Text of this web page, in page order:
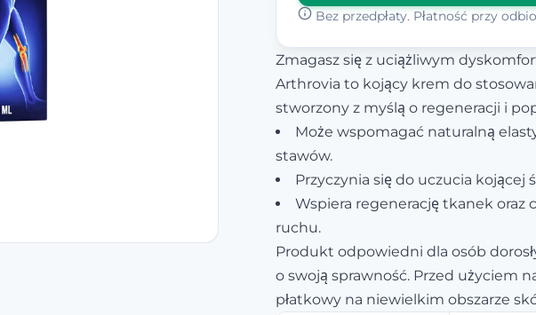
Bez przedpłaty. Płatność przy
Zmagasz się z uciążliwym
Arthrovia to kojący krem do
stworzony z myślą o regeneracji i
Może wspomagać naturalną
stawów.
Przyczynia się do uczucia kojącej
Wspiera regenerację tkanek oraz
ruchu.
Produkt odpowiedni dla osób
o swoją sprawność. Przed użyciem
płatkowy na niewielkim obszarze